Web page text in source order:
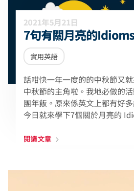
2021年5月21日
7句有關月亮的
實用英語
話咁快一年一度的的中秋節又
中秋節的主角啦。我地必做的
團年飯。原來係英文上都有好
今日就來學下7個關於月亮的
閱讀文章